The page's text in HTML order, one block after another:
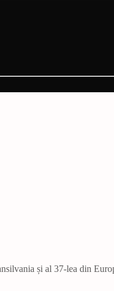
și al 37-lea din